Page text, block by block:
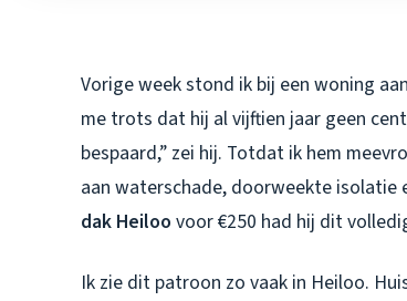
Vorige week stond ik bij een woning
me trots dat hij al vijftien jaar geen
bespaard,” zei hij. Totdat ik hem
aan waterschade, doorweekte isolatie
dak Heiloo voor €250 had hij dit
Ik zie dit patroon zo vaak in Heiloo.